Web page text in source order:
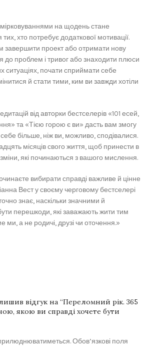
на щодень стане
хто потребує додаткової мотивації.
проект або отримати нову
до проблем і тривог або знаходити плюси
ситуаціях, почати сприймати себе
й стати тими, ким ви завжди хотіли
від авторки бестселерів «101 есей,
та «Тією горою є ви» дасть вам змогу
більше, ніж ви, можливо, сподівалися.
місяців свого життя, щоб принести в
які починаються з вашого мислення.
вибирати справді важливе й цінне
Вест у своєму черговому бестселері
знає, наскільки значними й
перешкоди, які заважають жити тим
ми, а не родичі, друзі чи оточення.»
відгук на “Переломний рік. 365
якою ви справді хочете бути
Обов’язкові поля